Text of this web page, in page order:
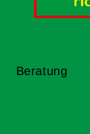
Beratung